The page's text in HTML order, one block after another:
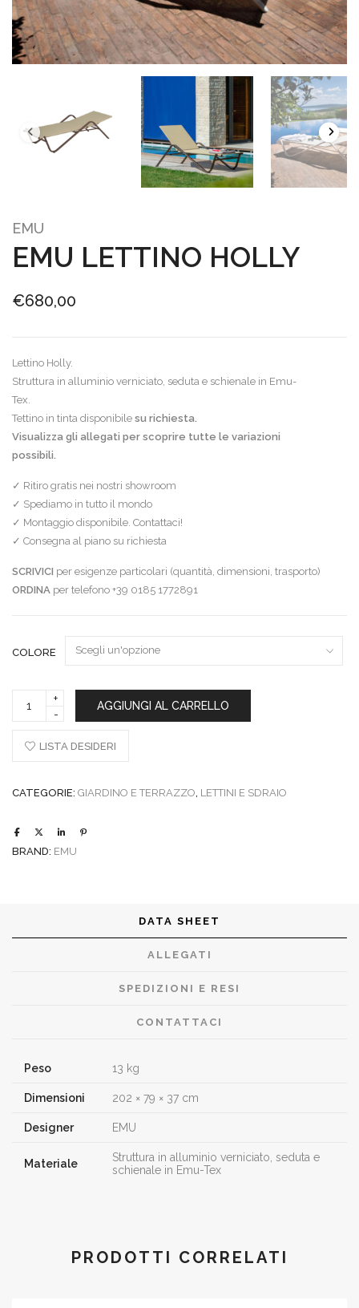
EMU
EMU LETTINO HOLLY
€680,00
Lettino Holly.
Struttura in alluminio verniciato, seduta e schienale in Emu-
Tex.
Tettino in tinta disponibile su richiesta.
Visualizza gli allegati per scoprire tutte le variazioni
possibili.
✓ Ritiro gratis nei nostri showroom
✓ Spediamo in tutto il mondo
✓ Montaggio disponibile. Contattaci!
✓ Consegna al piano su richiesta
SCRIVICI per esigenze particolari (quantità, dimensioni, trasporto)
ORDINA per telefono +39 0185 1772891
COLORE
lettino
AGGIUNGI AL CARRELLO
LISTA DESIDERI
CATEGORIE: GIARDINO E TERRAZZO, LETTINI E SDRAIO
BRAND: EMU
DATA SHEET
ALLEGATI
SPEDIZIONI E RESI
CONTATTACI
Peso 13 kg
Dimensioni 202 × 79 × 37 cm
Designer EMU
Materiale
Struttura in alluminio verniciato, seduta e
schienale in Emu-Tex
PRODOTTI CORRELATI